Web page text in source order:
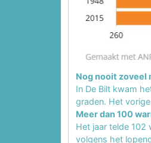
Nog nooit zoveel
In De Bilt kwam
graden. Het
Meer dan 100
Het jaar telde 102
volgens het